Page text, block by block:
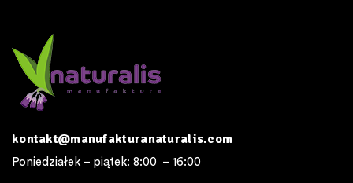
kontakt@manufakturanaturalis.com
Poniedziałek – piątek: 8:00 – 16:00